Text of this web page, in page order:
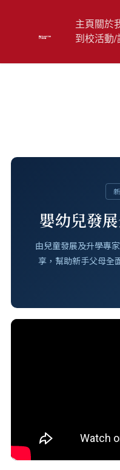
主頁關於
到校活動/
嬰幼兒發
由兒童發展及升學專
享，幫助新手父母全